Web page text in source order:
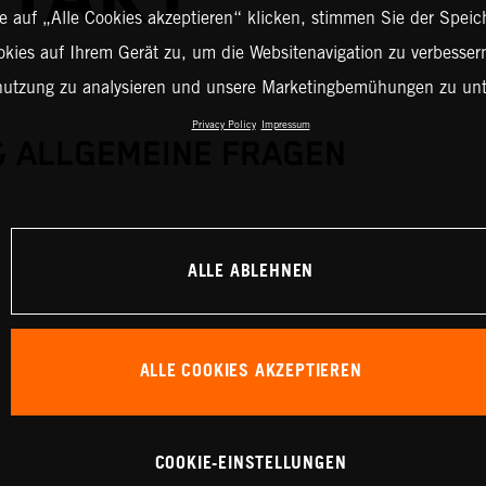
FRAGEN
auf „Alle Cookies akzeptieren“ klicken, stimmen Sie der
auf Ihrem Gerät zu, um die Websitenavigation zu
zu analysieren und unsere Marketingbemühungen zu
Privacy Policy Impressum
ALLE ABLEHNEN
ALLE COOKIES AKZEPTIEREN
COOKIE-EINSTELLUNGEN